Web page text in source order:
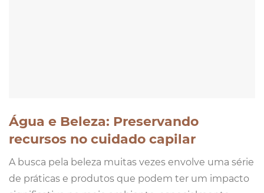
Água e Beleza: Preservando
recursos no cuidado capilar
A busca pela beleza muitas vezes envolve uma série
de práticas e produtos que podem ter um impacto